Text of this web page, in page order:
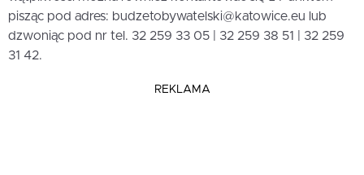
pisząc pod adres: budzetobywatelski@katowice.eu lub
dzwoniąc pod nr tel. 32 259 33 05 | 32 259 38 51 | 32 259
31 42.
REKLAMA